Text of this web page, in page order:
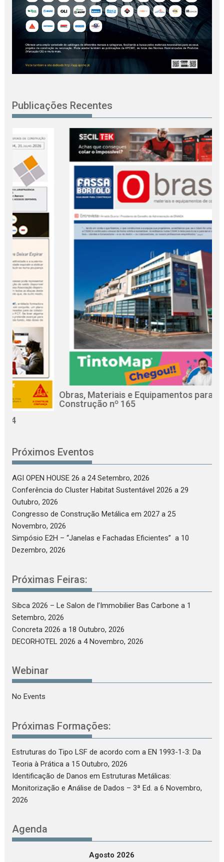
Publicações Recentes
Obras, Materiais e Equipamentos para a
Construção nº 165
Próximos Eventos
AGI OPEN HOUSE 26 a 24 Setembro, 2026
Conferência do Cluster Habitat Sustentável 2026 a 29
Outubro, 2026
Congresso de Construção Metálica em 2027 a 25
Novembro, 2026
Simpósio E2H – “Janelas e Fachadas Eficientes” a 10
Dezembro, 2026
Próximas Feiras:
Sibca 2026 – Le Salon de l’Immobilier Bas Carbone a 1
Setembro, 2026
Concreta 2026 a 18 Outubro, 2026
DECORHOTEL 2026 a 4 Novembro, 2026
Webinar
No Events
Próximas Formações:
Estruturas do Tipo LSF de acordo com a EN 1993-1-3: Da
Teoria à Prática a 15 Outubro, 2026
Identificação de Danos em Estruturas Metálicas:
Monitorização e Análise de Dados – 3ª Ed. a 6 Novembro,
2026
Agenda
Agosto 2026